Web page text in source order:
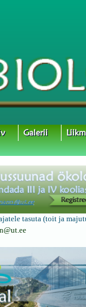
tasuta (toit ja
Galerii